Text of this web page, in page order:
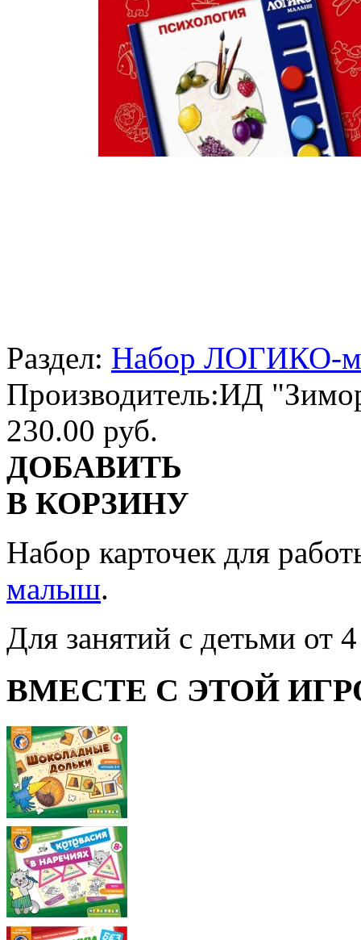
Раздел: Набор ЛОГИКО-
Производитель:ИД
230.00 руб.
ДОБАВИТЬ
В КОРЗИНУ
Набор карточек для
малыш.
Для занятий с детьми от 4
ВМЕСТЕ С ЭТОЙ